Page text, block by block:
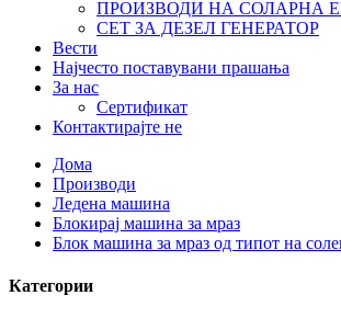
ПРОИЗВОДИ НА СОЛАРНА
СЕТ ЗА ДЕЗЕЛ ГЕНЕРАТОР
Вести
Најчесто поставувани прашања
За нас
Сертификат
Контактирајте не
Дома
Производи
Ледена машина
Блокирај машина за мраз
Блок машина за мраз од типот на
Категории